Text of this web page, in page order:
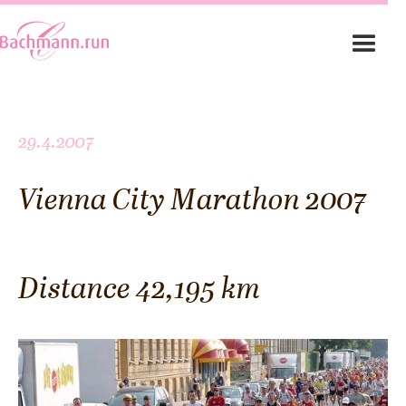
29.4.2007
Vienna City Marathon 2007
Distance 42,195 km